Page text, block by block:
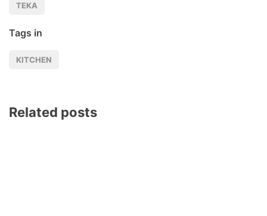
TEKA
Tags in
KITCHEN
Related posts